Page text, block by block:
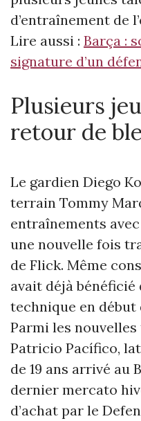
d’entraînement de
Lire aussi : Barça :
signature d’un
Plusieurs
retour de
Le gardien Diego
terrain Tommy
entraînements
une nouvelle fois
de Flick. Même
avait déjà
technique en début
Parmi les
Patricio Pacífico,
de 19 ans arrivé au
dernier mercato
d’achat par le